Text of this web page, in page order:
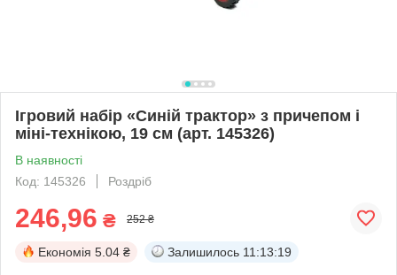
Ігровий набір «Синій трактор» з причепом і
міні-технікою, 19 см (арт. 145326)
В наявності
Код: 145326
Роздріб
246,96 ₴ 252 ₴
Економія 5.04 ₴ Залишилось 11:13:18